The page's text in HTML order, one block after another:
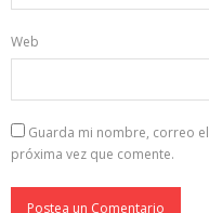
Web
Guarda mi nombre, correo
próxima vez que comente.